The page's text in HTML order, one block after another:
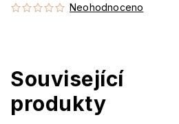
Neohodnoceno
Související
produkty